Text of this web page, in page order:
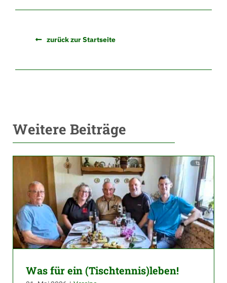
zurück zur Startseite
Weitere Beiträge
Was für ein (Tischtennis)leben!